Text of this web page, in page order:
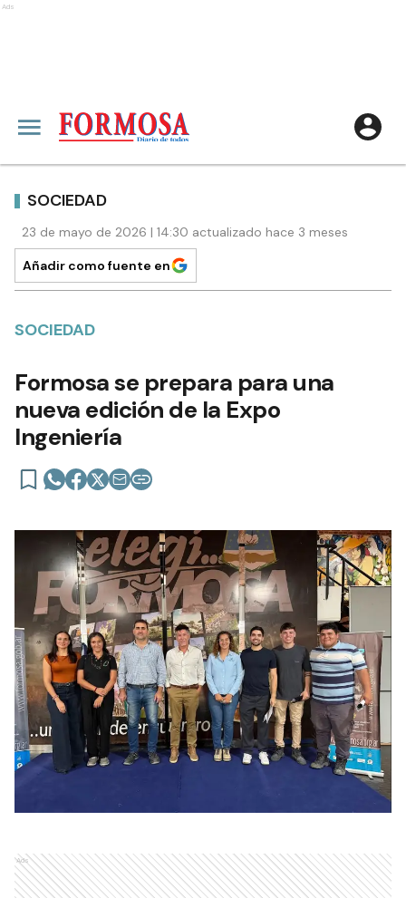
Ads
SOCIEDAD
23 de mayo de 2026 | 14:30 actualizado hace 3 meses
Añadir como fuente en
SOCIEDAD
Formosa se prepara para una
nueva edición de la Expo
Ingeniería
Ads